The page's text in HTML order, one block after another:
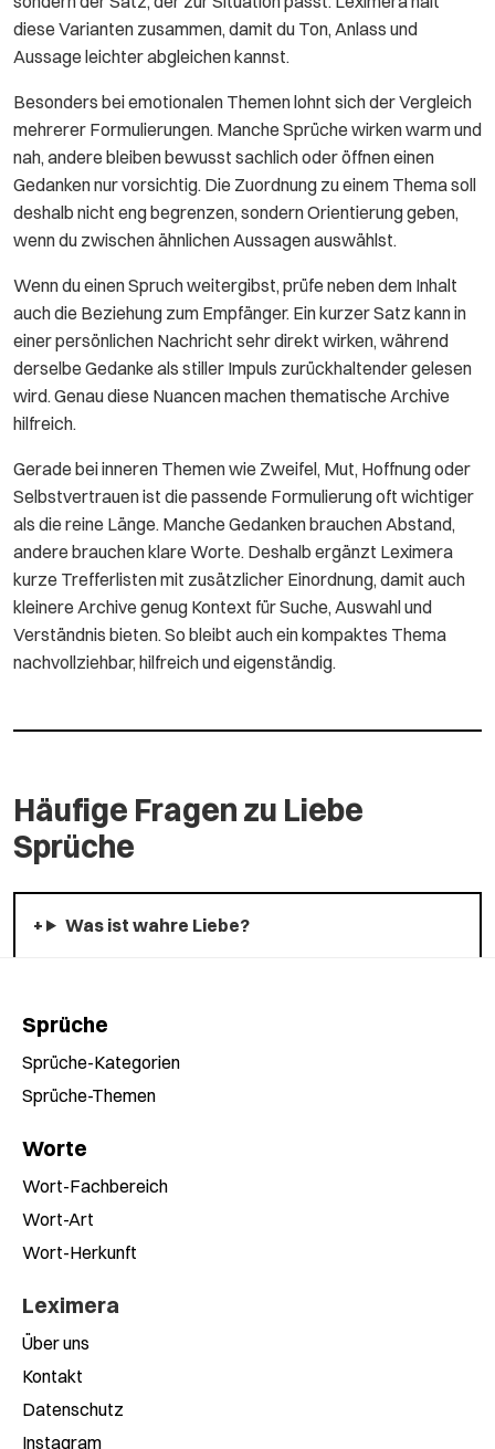
diese Varianten zusammen, damit du Ton, Anlass und
Aussage leichter abgleichen kannst.
Besonders bei emotionalen Themen lohnt sich der Vergleich
mehrerer Formulierungen. Manche Sprüche wirken warm und
nah, andere bleiben bewusst sachlich oder öffnen einen
Gedanken nur vorsichtig. Die Zuordnung zu einem Thema soll
deshalb nicht eng begrenzen, sondern Orientierung geben,
wenn du zwischen ähnlichen Aussagen auswählst.
Wenn du einen Spruch weitergibst, prüfe neben dem Inhalt
auch die Beziehung zum Empfänger. Ein kurzer Satz kann in
einer persönlichen Nachricht sehr direkt wirken, während
derselbe Gedanke als stiller Impuls zurückhaltender gelesen
wird. Genau diese Nuancen machen thematische Archive
hilfreich.
Gerade bei inneren Themen wie Zweifel, Mut, Hoffnung oder
Selbstvertrauen ist die passende Formulierung oft wichtiger
als die reine Länge. Manche Gedanken brauchen Abstand,
andere brauchen klare Worte. Deshalb ergänzt Leximera
kurze Trefferlisten mit zusätzlicher Einordnung, damit auch
kleinere Archive genug Kontext für Suche, Auswahl und
Verständnis bieten. So bleibt auch ein kompaktes Thema
nachvollziehbar, hilfreich und eigenständig.
Häufige Fragen zu Liebe
Sprüche
Was ist wahre Liebe?
Sprüche
Sprüche-Kategorien
Sprüche-Themen
Worte
Wort-Fachbereich
Wort-Art
Wort-Herkunft
Leximera
Über uns
Kontakt
Datenschutz
Instagram